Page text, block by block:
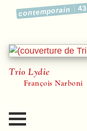
contemporain
Trio Lydie
François Narboni